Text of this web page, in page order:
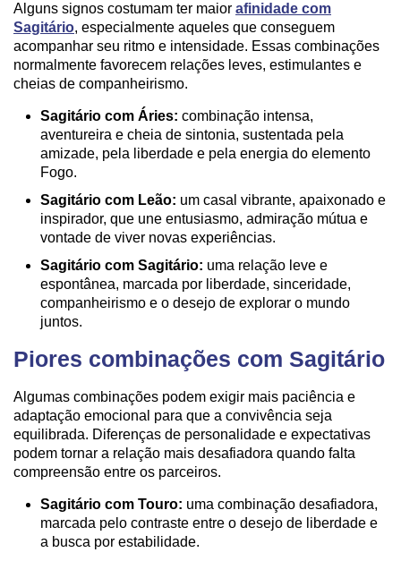
Alguns signos costumam ter maior afinidade com
Sagitário, especialmente aqueles que conseguem
acompanhar seu ritmo e intensidade. Essas combinações
normalmente favorecem relações leves, estimulantes e
cheias de companheirismo.
Sagitário com Áries: combinação intensa,
aventureira e cheia de sintonia, sustentada pela
amizade, pela liberdade e pela energia do elemento
Fogo.
Sagitário com Leão: um casal vibrante, apaixonado e
inspirador, que une entusiasmo, admiração mútua e
vontade de viver novas experiências.
Sagitário com Sagitário: uma relação leve e
espontânea, marcada por liberdade, sinceridade,
companheirismo e o desejo de explorar o mundo
juntos.
Piores combinações com Sagitário
Algumas combinações podem exigir mais paciência e
adaptação emocional para que a convivência seja
equilibrada. Diferenças de personalidade e expectativas
podem tornar a relação mais desafiadora quando falta
compreensão entre os parceiros.
Sagitário com Touro: uma combinação desafiadora,
marcada pelo contraste entre o desejo de liberdade e
a busca por estabilidade.